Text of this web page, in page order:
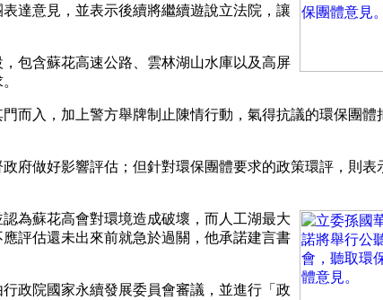
達意見，並表示後續將繼續遊說立法院，讓
包含蘇花高速公路、雲林湖山水庫以及高屏
入，加上警方舉牌制止陳情行動，氣得抗議的環保團體
做好影響評估；但針對環保團體要求的政策環評，則表
為蘇花高會對環境造成破壞，而人工湖最大
評估還未出來前就急於過關，他承諾建言書
政院國家永續發展委員會審議，並進行「政